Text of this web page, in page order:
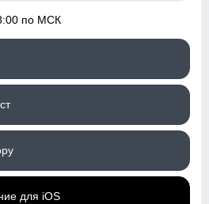
по МСК
для iOS